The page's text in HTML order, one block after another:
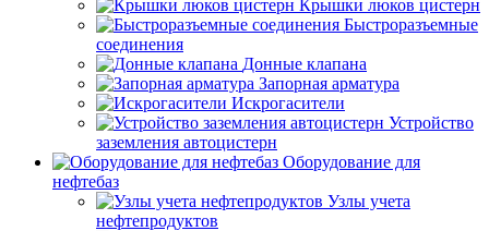
Крышки люков цистерн
Быстроразъемные
соединения
Донные клапана
Запорная арматура
Искрогасители
Устройство
заземления автоцистерн
Оборудование для
нефтебаз
Узлы учета
нефтепродуктов